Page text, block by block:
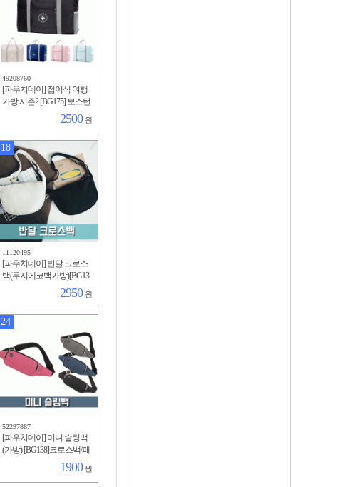
49208760
[파우치데이] 접이식 여행
가방 시즌2 [BG175] 보스턴
백/캐리어보조가방/휴대
용/대용량수납/포켓/여성/
남성
2500 원
18
11120495
[파우치데이] 반달 크로스
백(무지에코백가방)[BG13
6]키링/여행용/남성/여성/휴
대용/반달/학생/라부부/남
자
2950 원
24
52297887
[파우치데이] 미니 슬링백
(가방) [BG138]크로스백/패
션/미니/숄더백/등산용/핸
드폰/운동/외출/분리수납
1900 원